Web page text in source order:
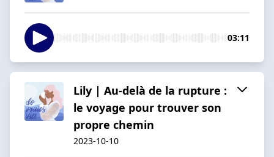
03:11
Lily | Au-delà de la rupture :
le voyage pour trouver son
propre chemin
2023-10-10